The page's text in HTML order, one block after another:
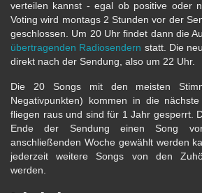
verteilen kannst - egal ob positive oder
Voting wird montags 2 Stunden vor der
geschlossen. Um 20 Uhr findet dann die
übertragenden Radiosendern statt. Die
direkt nach der Sendung, also um 22 Uhr.
Die 20 Songs mit den meisten
Negativpunkten) kommen in die
fliegen raus und sind für 1 Jahr gesperrt.
Ende der Sendung einen Song
anschließenden Woche gewählt werden
jederzeit weitere Songs von den
werden.